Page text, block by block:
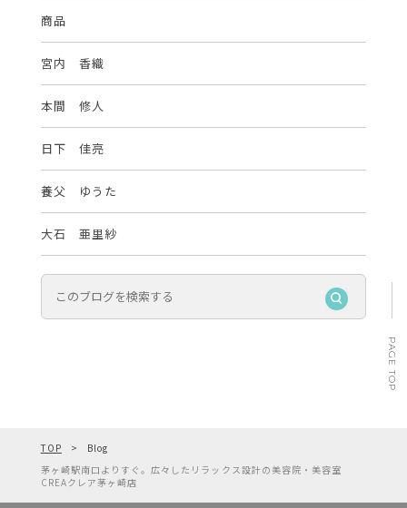
商品
宮内 香織
本間 修人
日下 佳亮
養父 ゆうた
大石 亜里紗
TOP
Blog
茅ヶ崎駅南口よりすぐ。広々したリラックス設計の美容院・美容室
CREAクレア茅ヶ崎店
PAGE TOP